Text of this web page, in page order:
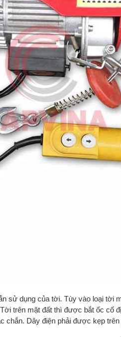
sử dụng của tời. Tùy vào loại tời
trên mặt đất thì được bắt ốc cố
chắn. Dây điện phải được kẹp